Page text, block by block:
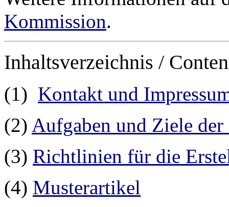
Kommission.
Inhaltsverzeichnis /
(1) Kontakt und
(2) Aufgaben und Ziele
(3) Richtlinien für die
(4) Musterartikel